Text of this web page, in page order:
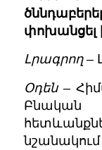
փոխանցել
Լրագրող–
Օդեն–
Բնական